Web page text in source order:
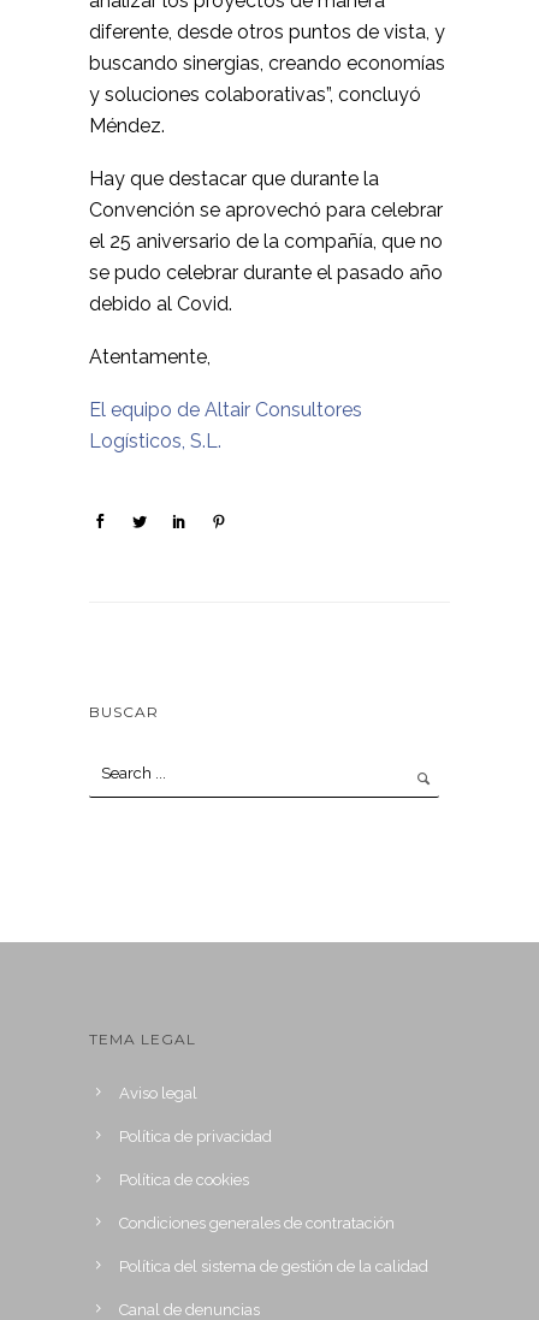
diferente, desde otros puntos de vista, y
buscando sinergias, creando economías
y soluciones colaborativas”, concluyó
Méndez.
Hay que destacar que durante la
Convención se aprovechó para celebrar
el 25 aniversario de la compañía, que no
se pudo celebrar durante el pasado año
debido al Covid.
Atentamente,
El equipo de Altair Consultores
Logísticos, S.L.
BUSCAR
TEMA LEGAL
Aviso legal
Política de privacidad
Política de cookies
Condiciones generales de contratación
Política del sistema de gestión de la calidad
Canal de denuncias